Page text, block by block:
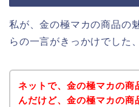
私が、金の極マカの商品の
らの一言がきっかけでした
ネットで、金の極マカの商
んだけど、金の極マカの商